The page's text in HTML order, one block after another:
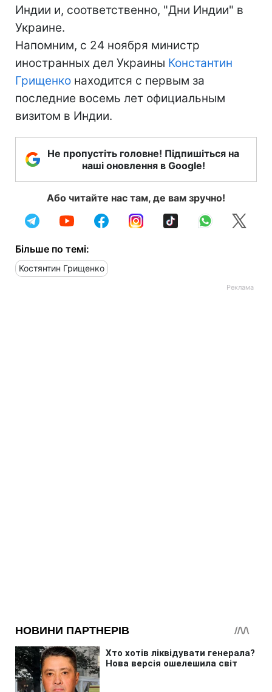
Индии и, соответственно, "Дни Индии" в
Украине.
Напомним, с 24 ноября министр
иностранных дел Украины Константин
Грищенко находится с первым за
последние восемь лет официальным
визитом в Индии.
Не пропустіть головне! Підпишіться на
наші оновлення в Google!
Або читайте нас там, де вам зручно!
Більше по темі:
Костянтин Грищенко